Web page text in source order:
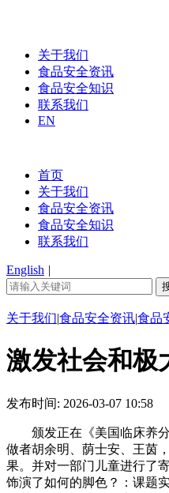
关于我们
食品安全资讯
食品安全知识
联系我们
EN
首页
关于我们
食品安全资讯
食品安全知识
联系我们
English |
关于我们|食品安全资讯|食品
激发社会和极
发布时间: 2026-03-07
颁发正在《美国临床养分
做者胡余明、荫士安、王茵
果。并对一部门儿童进行了
饰演了如何的脚色？：课题